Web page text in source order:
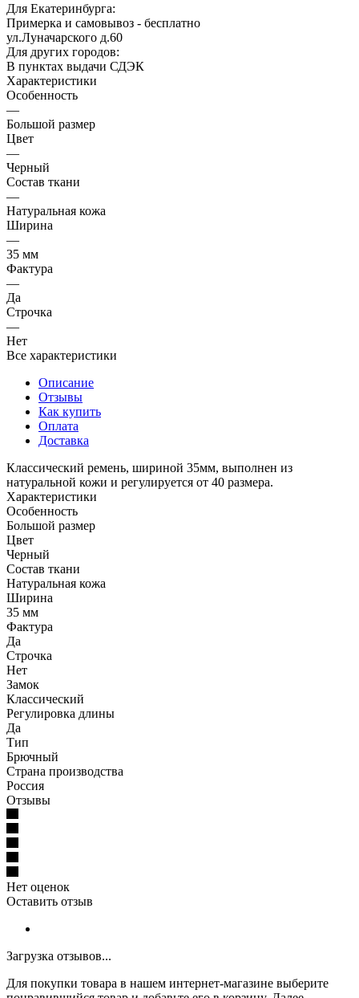
Для Екатеринбурга:
Примерка и самовывоз - бесплатно
ул.Луначарского д.60
Для других городов:
В пунктах выдачи СДЭК
Характеристики
Особенность
—
Большой размер
Цвет
—
Черный
Состав ткани
—
Натуральная кожа
Ширина
—
35 мм
Фактура
—
Да
Строчка
—
Нет
Все характеристики
Описание
Отзывы
Как купить
Оплата
Доставка
Классический ремень, шириной 35мм, выполнен из
натуральной кожи и регулируется от 40 размера.
Характеристики
Особенность
Большой размер
Цвет
Черный
Состав ткани
Натуральная кожа
Ширина
35 мм
Фактура
Да
Строчка
Нет
Замок
Классический
Регулировка длины
Да
Тип
Брючный
Страна производства
Россия
Отзывы
Нет оценок
Оставить отзыв
Загрузка отзывов...
Для покупки товара в нашем интернет-магазине выберите